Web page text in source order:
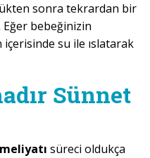
sonra tekrardan bir
bebeğinizin
su ile ıslatarak
Sünnet
süreci oldukça